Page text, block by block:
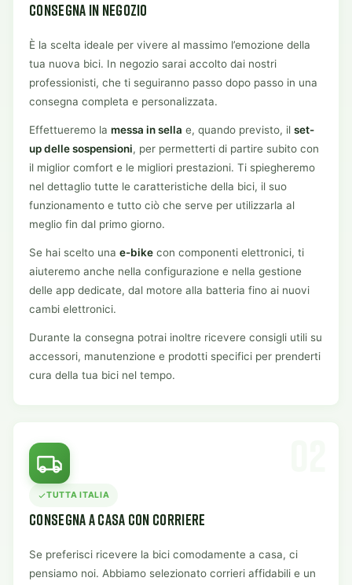
CONSEGNA IN NEGOZIO
È la scelta ideale per vivere al massimo l’emozione della
tua nuova bici. In negozio sarai accolto dai nostri
professionisti, che ti seguiranno passo dopo passo in una
consegna completa e personalizzata.
Effettueremo la messa in sella e, quando previsto, il set-
up delle sospensioni, per permetterti di partire subito con
il miglior comfort e le migliori prestazioni. Ti spiegheremo
nel dettaglio tutte le caratteristiche della bici, il suo
funzionamento e tutto ciò che serve per utilizzarla al
meglio fin dal primo giorno.
Se hai scelto una e-bike con componenti elettronici, ti
aiuteremo anche nella configurazione e nella gestione
delle app dedicate, dal motore alla batteria fino ai nuovi
cambi elettronici.
Durante la consegna potrai inoltre ricevere consigli utili su
accessori, manutenzione e prodotti specifici per prenderti
cura della tua bici nel tempo.
TUTTA ITALIA
CONSEGNA A CASA CON CORRIERE
Se preferisci ricevere la bici comodamente a casa, ci
pensiamo noi. Abbiamo selezionato corrieri affidabili e un